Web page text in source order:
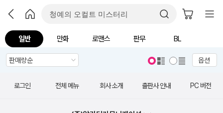
일반 만화 로맨스 판무 BL
옵션
로그인 전체 메뉴 회사 소개 출판사 안내 PC 버전